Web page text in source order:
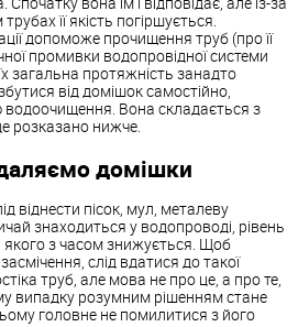
її якість погіршується.
допоможе прочищення труб (про її
промивки водопровідної системи
загальна протяжність занадто
від домішок самостійно,
Вона складається з
розказано нижче.
домішки
віднести пісок, мул, металеву
знаходиться у водопроводі, рівень
якого з часом знижується. Щоб
слід вдатися до такої
труб, але мова не про це, а про те,
випадку розумним рішенням стане
головне не помилитися з його